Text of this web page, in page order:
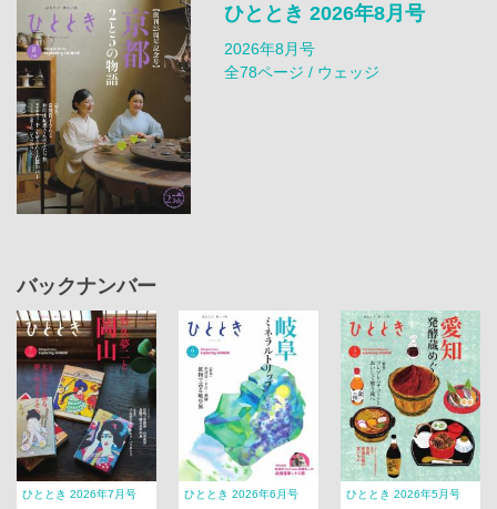
ひととき 2026年8月号
2026年8月号
全78ページ / ウェッジ
バックナンバー
ひととき 2026年7月号 ひととき 2026年6月号 ひととき 2026年5月号